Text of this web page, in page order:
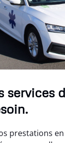
prestations en